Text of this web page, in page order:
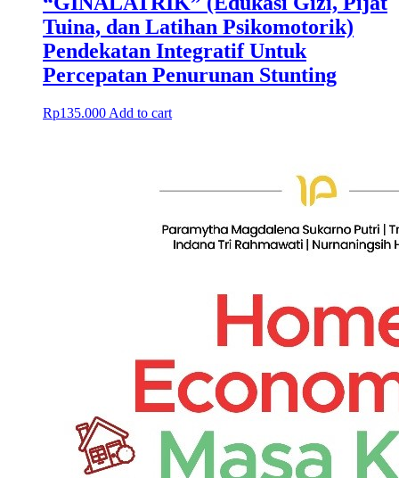
Tuina, dan Latihan Psikomotorik)
Pendekatan Integratif Untuk
Percepatan Penurunan Stunting
Rp135.000 Add to cart